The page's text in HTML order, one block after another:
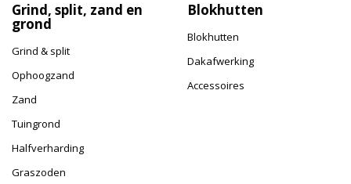
Grind, split, zand en
grond
Grind & split
Ophoogzand
Zand
Tuingrond
Halfverharding
Graszoden
Blokhutten
Blokhutten
Dakafwerking
Accessoires